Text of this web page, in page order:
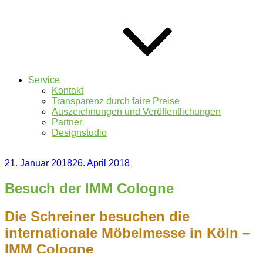
Service
Kontakt
Transparenz durch faire Preise
Auszeichnungen und Veröffentlichungen
Partner
Designstudio
Veröffentlicht
21. Januar 201826. April 2018
Besuch der IMM Cologne
Die Schreiner besuchen die
internationale Möbelmesse in Köln –
IMM Cologne